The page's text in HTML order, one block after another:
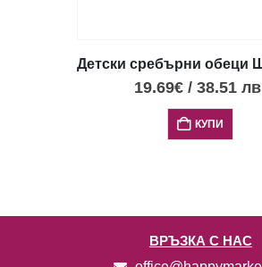
Детски сребърни обеци
19.69€ / 38.51
КУПИ
ВРЪЗКА С НАС